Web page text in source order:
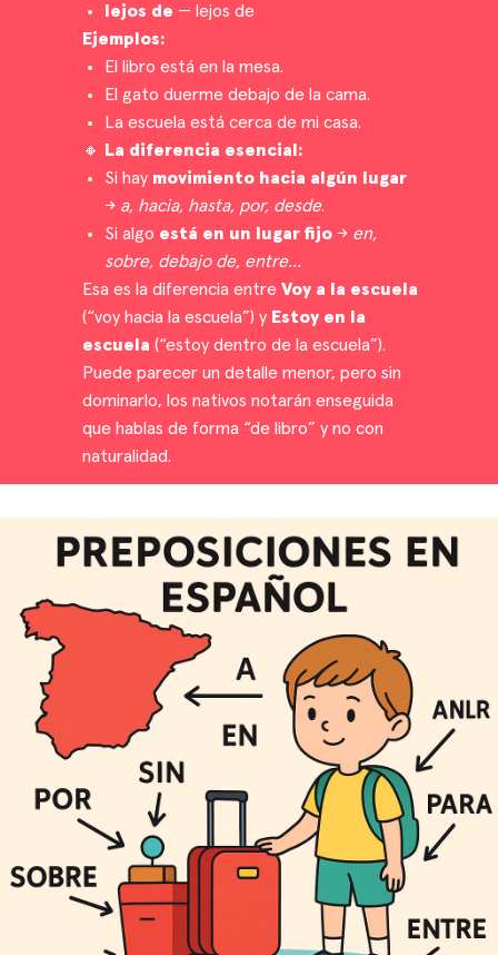
lejos de — lejos de
Ejemplos:
El libro está en la mesa.
El gato duerme debajo de la cama.
La escuela está cerca de mi casa.
🔸 La diferencia esencial:
Si hay movimiento hacia algún lugar
→ a, hacia, hasta, por, desde.
Si algo está en un lugar fijo → en,
sobre, debajo de, entre…
Esa es la diferencia entre Voy a la escuela
(“voy hacia la escuela”) y Estoy en la
escuela (“estoy dentro de la escuela”).
Puede parecer un detalle menor, pero sin
dominarlo, los nativos notarán enseguida
que hablas de forma “de libro” y no con
naturalidad.